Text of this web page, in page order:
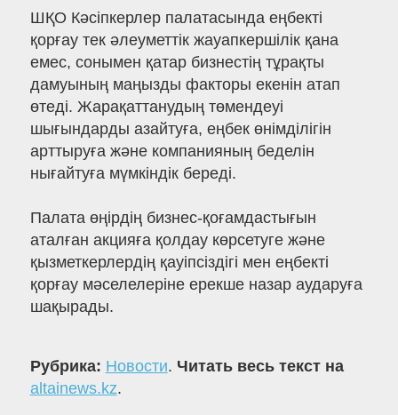
ШҚО Кәсіпкерлер палатасында еңбекті
қорғау тек әлеуметтік жауапкершілік қана
емес, сонымен қатар бизнестің тұрақты
дамуының маңызды факторы екенін атап
өтеді. Жарақаттанудың төмендеуі
шығындарды азайтуға, еңбек өнімділігін
арттыруға және компанияның беделін
нығайтуға мүмкіндік береді.
Палата өңірдің бизнес-қоғамдастығын
аталған акцияға қолдау көрсетуге және
қызметкерлердің қауіпсіздігі мен еңбекті
қорғау мәселелеріне ерекше назар аударуға
шақырады.
Рубрика: Новости. Читать весь текст на
altainews.kz.